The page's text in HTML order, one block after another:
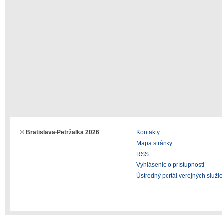
© Bratislava-Petržalka 2026
Kontakty
Mapa stránky
RSS
Vyhlásenie o prístupnosti
Ústredný portál verejných